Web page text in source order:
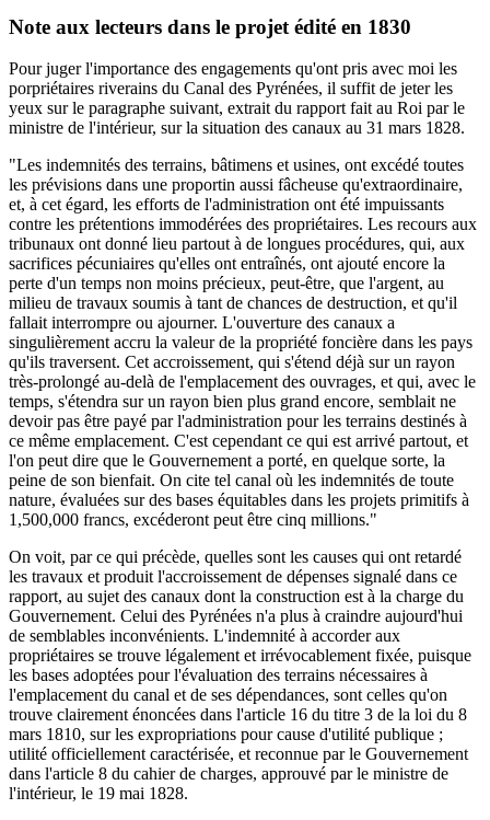
Note aux lecteurs dans le projet édité en 1830
Pour juger l'importance des engagements qu'ont pris avec moi les
porpriétaires riverains du Canal des Pyrénées, il suffit de jeter les
yeux sur le paragraphe suivant, extrait du rapport fait au Roi par le
ministre de l'intérieur, sur la situation des canaux au 31 mars 1828.
"Les indemnités des terrains, bâtimens et usines, ont excédé toutes
les prévisions dans une proportin aussi fâcheuse qu'extraordinaire,
et, à cet égard, les efforts de l'administration ont été impuissants
contre les prétentions immodérées des propriétaires. Les recours aux
tribunaux ont donné lieu partout à de longues procédures, qui, aux
sacrifices pécuniaires qu'elles ont entraînés, ont ajouté encore la
perte d'un temps non moins précieux, peut-être, que l'argent, au
milieu de travaux soumis à tant de chances de destruction, et qu'il
fallait interrompre ou ajourner. L'ouverture des canaux a
singulièrement accru la valeur de la propriété foncière dans les pays
qu'ils traversent. Cet accroissement, qui s'étend déjà sur un rayon
très-prolongé au-delà de l'emplacement des ouvrages, et qui, avec le
temps, s'étendra sur un rayon bien plus grand encore, semblait ne
devoir pas être payé par l'administration pour les terrains destinés à
ce même emplacement. C'est cependant ce qui est arrivé partout, et
l'on peut dire que le Gouvernement a porté, en quelque sorte, la
peine de son bienfait. On cite tel canal où les indemnités de toute
nature, évaluées sur des bases équitables dans les projets primitifs à
1,500,000 francs, excéderont peut être cinq millions."
On voit, par ce qui précède, quelles sont les causes qui ont retardé
les travaux et produit l'accroissement de dépenses signalé dans ce
rapport, au sujet des canaux dont la construction est à la charge du
Gouvernement. Celui des Pyrénées n'a plus à craindre aujourd'hui
de semblables inconvénients. L'indemnité à accorder aux
propriétaires se trouve légalement et irrévocablement fixée, puisque
les bases adoptées pour l'évaluation des terrains nécessaires à
l'emplacement du canal et de ses dépendances, sont celles qu'on
trouve clairement énoncées dans l'article 16 du titre 3 de la loi du 8
mars 1810, sur les expropriations pour cause d'utilité publique ;
utilité officiellement caractérisée, et reconnue par le Gouvernement
dans l'article 8 du cahier de charges, approuvé par le ministre de
l'intérieur, le 19 mai 1828.